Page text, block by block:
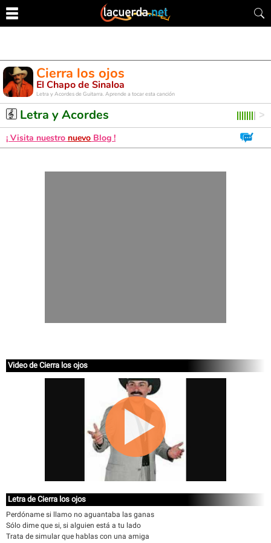
Cierra los ojos
El Chapo de Sinaloa
Letra y Acordes de Guitarra. Aprende a tocar esta canción
Letra y Acordes
¡ Visita nuestro nuevo Blog !
Video de Cierra los ojos
Letra de Cierra los ojos
Perdóname si llamo no aguantaba las ganas
Sólo dime que si, si alguien está a tu lado
Trata de simular que hablas con una amiga